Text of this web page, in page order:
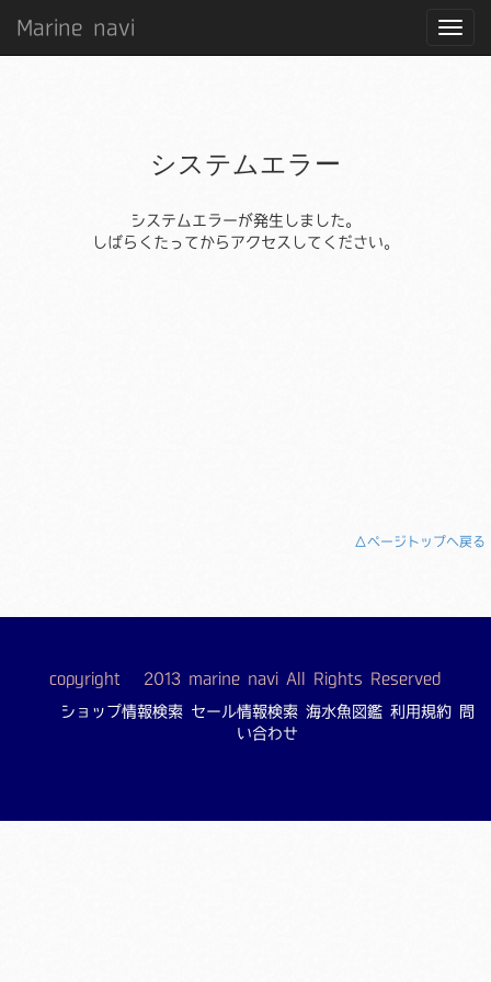
Marine navi
システムエラー
システムエラーが発生しました。
しばらくたってからアクセスしてください。
△ページトップへ戻る
copyright © 2013 marine navi All Rights Reserved
ショップ情報検索 セール情報検索 海水魚図鑑 利用規約
問
い合わせ